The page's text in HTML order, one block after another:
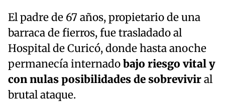
El padre de 67 años, propietario de una
barraca de fierros, fue trasladado al
Hospital de Curicó, donde hasta anoche
permanecía internadobajo riesgo vital y
con nulas posibilidades de sobreviviral
brutal ataque.